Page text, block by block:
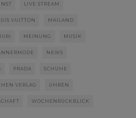
LIVE STREAM
VUITTON MAILAND
MEINUNG MUSIK
NEWS
PRADA SCHUHE
VERLAG UHREN
WOCHENRÜCKBLICK